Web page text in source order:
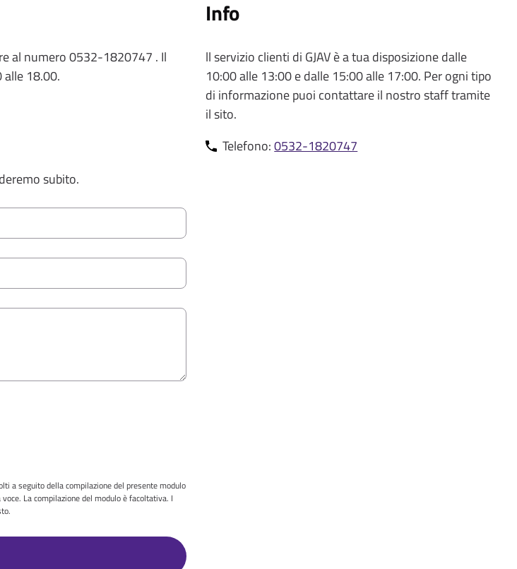
n
t
e
al numero 0532-1820747 . Il
18.00.
subito.
a seguito della compilazione del presente modulo
La compilazione del modulo è facoltativa. I
Info
ll servizio clienti di GJAV è a tua disposizione dalle
10:00 alle 13:00 e dalle 15:00 alle 17:00. Per ogni tipo
di informazione puoi contattare il nostro staff tramite
il sito.
Telefono:0532-1820747